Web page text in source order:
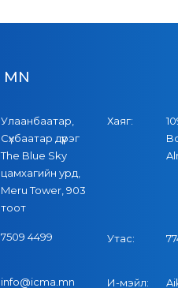
MN
Улаанбаатар,
Сүхбаатар дүүрэг
The Blue Sky
цамхагийн урд,
Meru Tower, 903
тоот
7509 4499
info@icma.mn
Хаяг:
Утас:
И-мэйл: